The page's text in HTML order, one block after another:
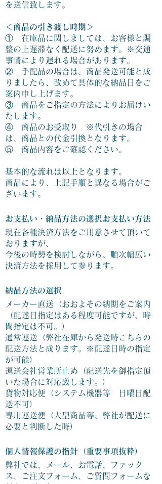
を送信致します。
＜商品の引き渡し時期＞
① 在庫品に関しましては、お客様と調
整の上遅滞なく配送に努めます。※交通
事情により遅れる場合があります。
② 手配品の場合は、商品発送可能と成
りましたら、改めて具体的な納品日をご
案内申し上げます。
③ 商品をご指定の方法によりお届けい
たします。
④ 商品のお受取り ※代引きの場合
は、商品との代金引換となります。
⑤ 商品内容をご確認ください。
基本的な流れは以上となります。
商品により、上記手順と異なる場合がご
ざいます。
お支払い・納品方法の選択お支払い方法
現在各種決済方法をご用意させて頂いて
おりますが、
今後の時勢を検討しながら、順次幅広い
決済方法を採用して参ります。
納品方法の選択
メーカー直送（おおよその納期をご案内
（配達日指定はある程度可能ですが、時
間指定は不可。）
通常運送（弊社在庫から発送時こちらの
配送方法と成ります。※配達日時の指定
が可能）
運送会社営業所止め（配送先を御指定頂
いた場合に対応致します。）
​貨物対応便（システム機器等 日曜日配
送不可）
専用運送便（大型商品等、弊社が配送に
必要と判断した時）
個人情報保護の指針（重要事項抜粋）​
弊社では、メール、お電話、ファック
ス、ご注文フォーム、ご質問フォームな